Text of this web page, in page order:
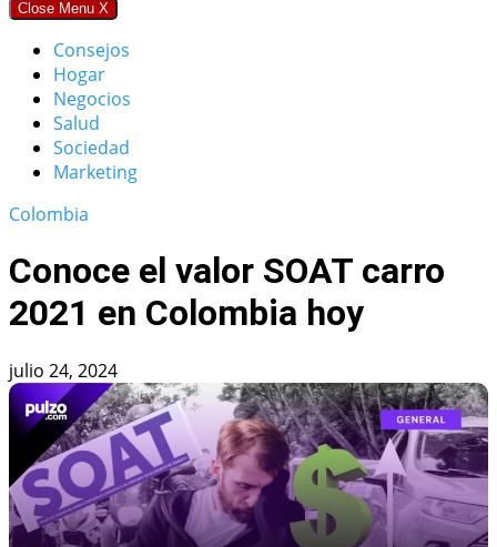
Close Menu X
Consejos
Hogar
Negocios
Salud
Sociedad
Marketing
Colombia
Conoce el valor SOAT carro
2021 en Colombia hoy
julio 24, 2024